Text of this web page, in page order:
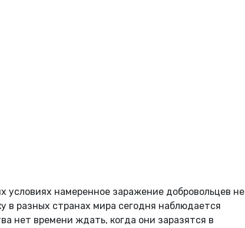
намеренное заражение добровольцев не
в разных странах мира сегодня наблюдается
нет времени ждать, когда они заразятся в